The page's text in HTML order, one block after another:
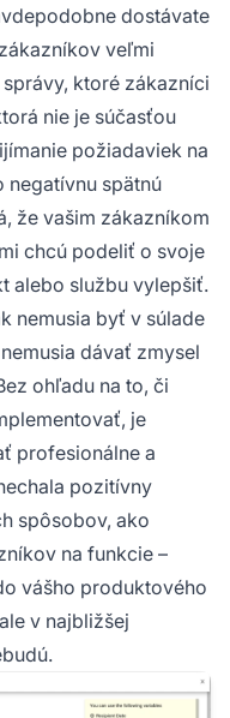
dostávate
veľmi
ktoré zákazníci
nie je súčasťou
požiadaviek na
negatívnu spätnú
že vašim zákazníkom
chcú podeliť o svoje
alebo službu vylepšiť.
nemusia byť v súlade
dávať zmysel
ohľadu na to, či
je
profesionálne a
pozitívny
spôsobov, ako
na funkcie –
vášho produktového
v najbližšej